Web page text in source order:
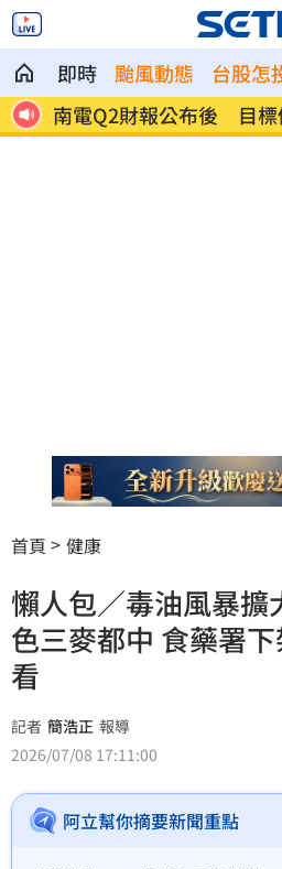
即時 颱風動態 台股怎
特
南電Q2財報公布後 目標
首頁 健康
懶人包／毒油風暴擴
色三麥都中 食藥署
看
記者 簡浩正 報導
2026/07/08 17:11:00
阿立幫你摘要新聞重點